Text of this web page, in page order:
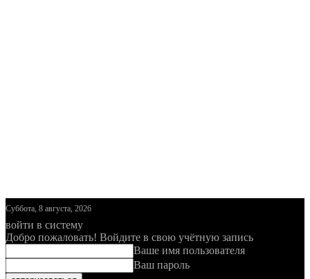
Суббота, 8 августа, 2026
войти в систему
Добро пожаловать! Войдите в свою учётную запись
Ваше имя пользователя
Ваш пароль